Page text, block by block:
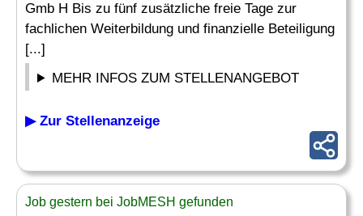
Gmb H Bis zu fünf zusätzliche freie Tage zur
fachlichen Weiterbildung und finanzielle Beteiligung
[...]
MEHR INFOS ZUM STELLENANGEBOT
▶ Zur Stellenanzeige
Job gestern bei JobMESH gefunden